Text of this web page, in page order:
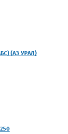
(АЗ УРАЛ)